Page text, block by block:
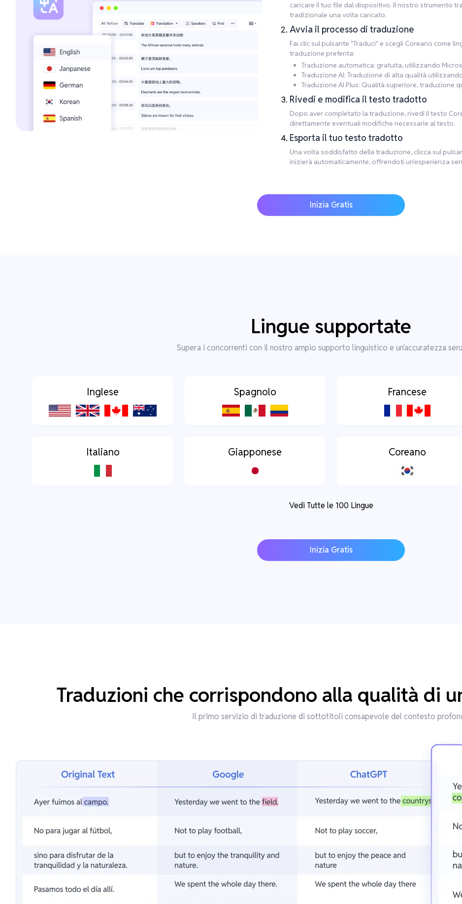
caricare il tuo file dal dispositivo. Il nostro strumento
tradizionale una volta caricato.
Avvia il processo di traduzione
Fai clic sul pulsante "Traduci" e scegli Coreano come
traduzione preferita:
Traduzione automatica: gratuita, utilizzando
Traduzione AI: Traduzione di alta qualità
Traduzione AI Plus: Qualità superiore, traduzione
Rivedi e modifica il testo tradotto
Dopo aver completato la traduzione, rivedi il testo
direttamente eventuali modifiche necessarie al testo.
Esporta il tuo testo tradotto
Una volta soddisfatto della traduzione, clicca sul
inizierà automaticamente, offrendoti un'esperienza
Inizia Gratis
Lingue supportate
Supera i concorrenti con il nostro ampio supporto linguistico e un'accuratezza
Inglese Spagnolo Francese
Italiano Giapponese Coreano
Vedi Tutte le 100 Lingue
Inizia Gratis
Traduzioni che corrispondono alla qualità di
Il primo servizio di traduzione di sottotitoli consapevole del contesto